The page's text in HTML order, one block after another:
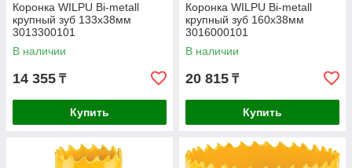
Коронка WILPU Bi-metall
крупный зуб 133х38мм
3013300101
В наличии
14 355 ₸
Купить
Коронка WILPU Bi-metall
крупный зуб 160х38мм
3016000101
В наличии
20 815 ₸
Купить